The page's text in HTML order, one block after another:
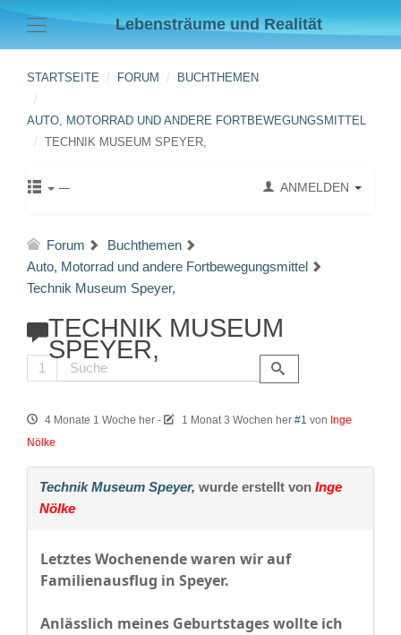
Lebensträume und Realität
STARTSEITE FORUM BUCHTHEMEN
AUTO, MOTORRAD UND ANDERE FORTBEWEGUNGSMITTEL
TECHNIK MUSEUM SPEYER,
ANMELDEN
Forum
Buchthemen
Auto, Motorrad und andere Fortbewegungsmittel
Technik Museum Speyer,
TECHNIK MUSEUM
SPEYER,
1
4 Monate 1 Woche her - 1 Monat 3 Wochen her #1 von Inge
Nölke
Technik Museum Speyer, wurde erstellt von Inge
Nölke
Letztes Wochenende waren wir auf
Familienausflug in Speyer.
Anlässlich meines Geburtstages wollte ich